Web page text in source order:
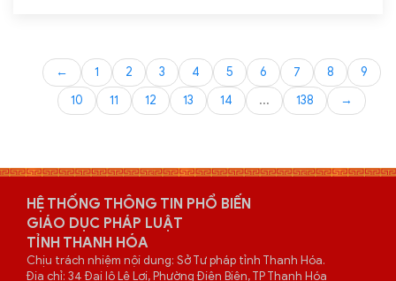
← 1 2 3 4 5 6 7 8
9
10
11 12 13 14 ... 138 →
HỆ THỐNG THÔNG TIN PHỔ BIẾN
GIÁO DỤC PHÁP LUẬT
TỈNH THANH HÓA
Chịu trách nhiệm nội dung: Sở Tư pháp tỉnh Thanh Hóa.
Địa chỉ: 34 Đại lộ Lê Lợi, Phường Điện Biên, TP Thanh Hóa